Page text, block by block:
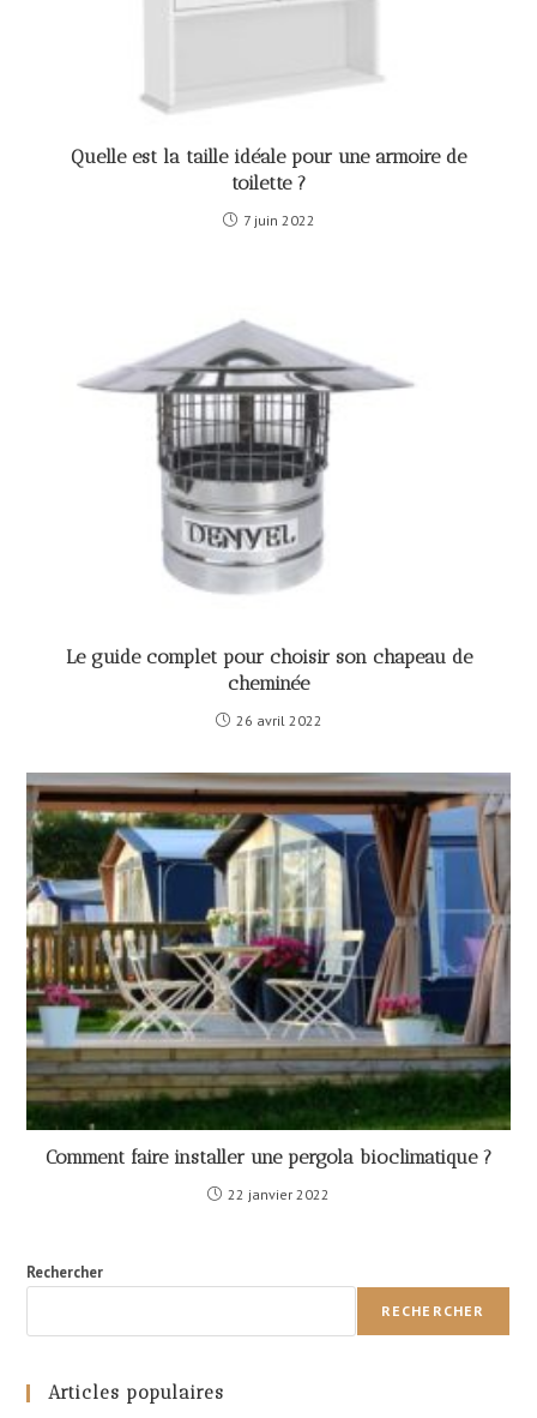
Quelle est la taille idéale pour une armoire de
toilette ?
7 juin 2022
Le guide complet pour choisir son chapeau de
cheminée
26 avril 2022
Comment faire installer une pergola bioclimatique ?
22 janvier 2022
Rechercher
RECHERCHER
Articles populaires